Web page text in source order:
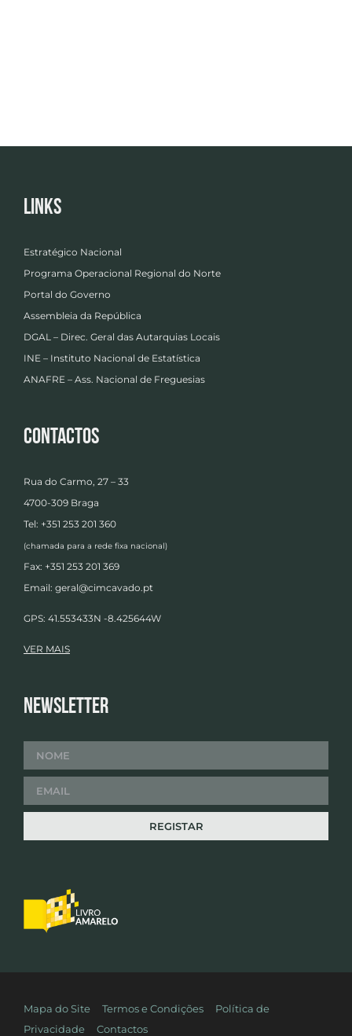
Links
Estratégico Nacional
Programa Operacional Regional do Norte
Portal do Governo
Assembleia da República
DGAL – Direc. Geral das Autarquias Locais
INE – Instituto Nacional de Estatística
ANAFRE – Ass. Nacional de Freguesias
Contactos
Rua do Carmo, 27 – 33
4700-309 Braga
Tel: +351 253 201 360
(chamada para a rede fixa nacional)
Fax: +351 253 201 369
Email: geral@cimcavado.pt
GPS: 41.553433N -8.425644W
VER MAIS
Newsletter
Mapa do Site Termos e Condições
Política de
Privacidade
Contactos